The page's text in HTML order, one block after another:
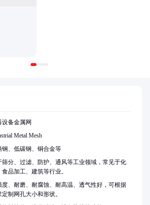
设备金属网
Metal Mesh
钢、低碳钢、铜合金等
筛分、过滤、防护、通风等工业领域，常见于化
食品加工、建筑等行业。
度、耐磨、耐腐蚀、耐高温、透气性好，可根据
定制网孔大小和形状。